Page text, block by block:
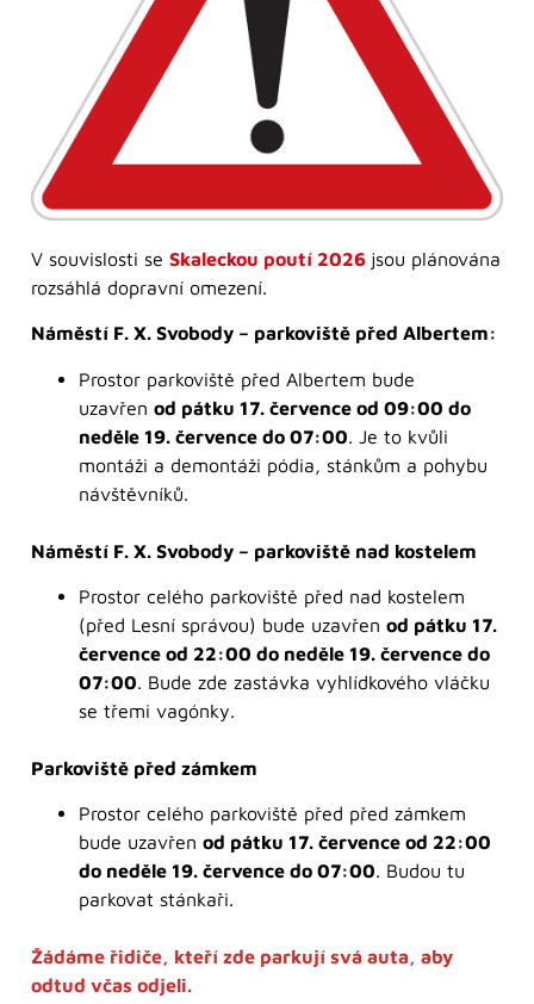
V souvislosti se Skaleckou poutí 2026 jsou plánována
rozsáhlá dopravní omezení.
Náměstí F. X. Svobody – parkoviště před Albertem:
Prostor parkoviště před Albertem bude
uzavřen od pátku 17. července od 09:00 do
neděle 19. července do 07:00. Je to kvůli
montáži a demontáži pódia, stánkům a pohybu
návštěvníků.
Náměstí F. X. Svobody – parkoviště nad kostelem
Prostor celého parkoviště před nad kostelem
(před Lesní správou) bude uzavřen od pátku 17.
července od 22:00 do neděle 19. července do
07:00. Bude zde zastávka vyhlídkového vláčku
se třemi vagónky.
Parkoviště před zámkem
Prostor celého parkoviště před před zámkem
bude uzavřen od pátku 17. července od 22:00
do neděle 19. července do 07:00. Budou tu
parkovat stánkaři.
Žádáme řidiče, kteří zde parkují svá auta, aby
odtud včas odjeli.